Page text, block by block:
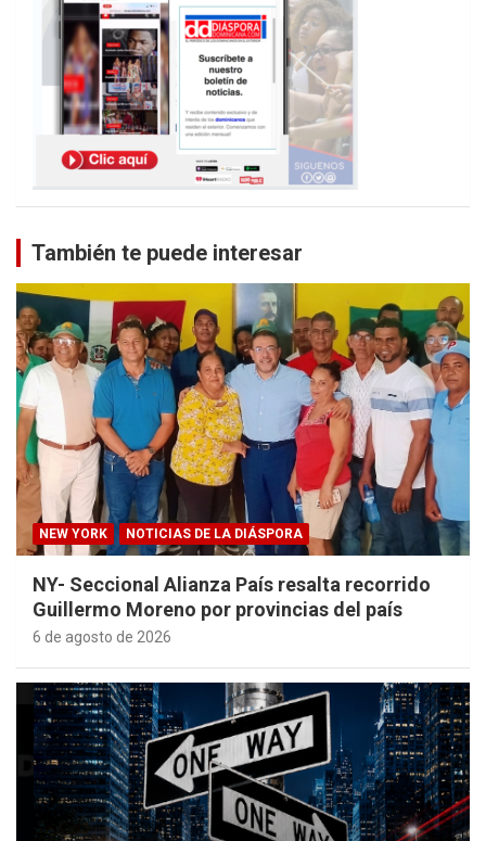
También te puede interesar
NEW YORK NOTICIAS DE LA DIÁSPORA
NY- Seccional Alianza País resalta recorrido
Guillermo Moreno por provincias del país
6 de agosto de 2026